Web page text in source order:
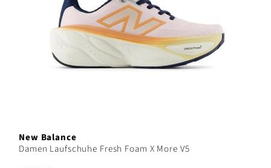
New Balance
Damen Laufschuhe Fresh Foam X More V5